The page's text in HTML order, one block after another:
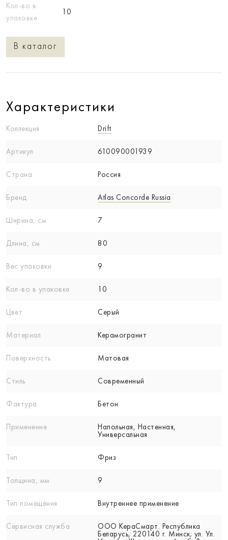
Кол-во в
упаковке
10
В каталог
Характеристики
Коллекция Drift
Артикул 610090001939
Страна Россия
Бренд Atlas Concorde Russia
Ширина, см 7
Длина, см 80
Вес упаковки 9
Кол-вo в упаковке 10
Цвет Серый
Материал Керамогранит
Поверхность Матовая
Стиль Современный
Фактура Бетон
Применение
Напольная, Настенная,
Универсальная
Тип Фриз
Толщина, мм 9
Тип помещения Внутреннее применение
Сервисная служба
ООО КераСмарт. Республика
Беларусь, 220140 г. Минск; ул. Ул.